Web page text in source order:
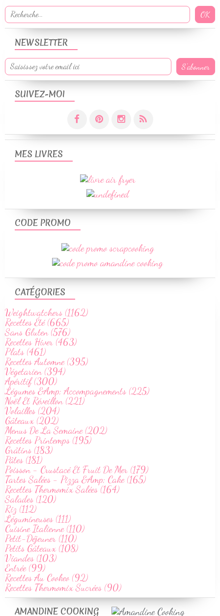
NEWSLETTER
SUIVEZ-MOI
AMANDINE COOKING
CATÉGORIES
Weightwatchers (1162)
Recettes Été (665)
Sans Gluten (576)
Recettes Hiver (463)
Plats (461)
Recettes Automne (395)
Végetarien (394)
Apéritif (300)
Légumes &Amp; Accompagnements (225)
Noël Et Réveillon (221)
Volailles (204)
Gâteaux (202)
Menus De La Semaine (202)
Recettes Printemps (195)
Grâtins (183)
Pâtes (181)
Poisson - Crustacé Et Fruit De Mer (179)
Tartes Salées - Pizza &Amp; Cake (165)
Recettes Thermomix Salées (164)
Salades (120)
Riz (112)
Légumineuses (111)
Cuisine Italienne (110)
Petit-Déjeuner (110)
Petits Gâteaux (108)
Viandes (103)
Entrée (99)
Recettes Au Cookeo (92)
Recettes Thermomix Sucrées (90)
MES LIVRES
CODE PROMO